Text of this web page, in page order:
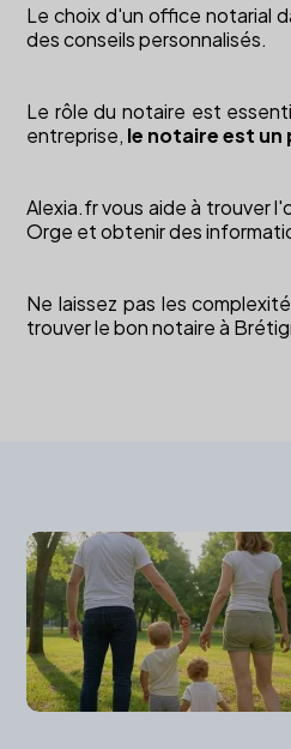
Le choix d'un office notarial
des conseils personnalisés.
Le rôle du notaire est
entreprise, le notaire est
Alexia.fr vous aide à trouver
Orge et obtenir des
Ne laissez pas les
trouver le bon notaire à